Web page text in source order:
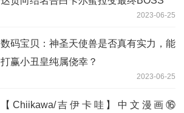
2023-06-25
数码宝贝：神圣天使兽是否真有实力，能
打赢小丑皇纯属侥幸？
2023-06-25
【Chiikawa/吉伊卡哇】中文漫画⑯